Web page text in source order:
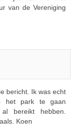
van de Vereniging
bericht. Ik was echt
het park te gaan
bereikt hebben.
Koen